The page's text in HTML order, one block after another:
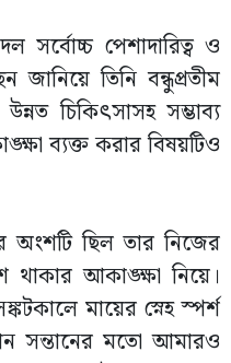
সর্বোচ্চ পেশাদারিত্ব ও
জানিয়ে তিনি বন্ধুপ্রতীম
চিকিৎসাসহ সম্ভাব্য
ব্যক্ত করার বিষয়টিও
অংশটি ছিল তার নিজের
আকাঙ্ক্ষা নিয়ে।
মায়ের স্নেহ স্পর্শ
সন্তানের মতো আমারও